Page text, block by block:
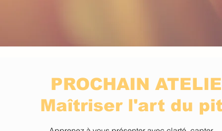
PROCHAIN
Maîtriser l'art du